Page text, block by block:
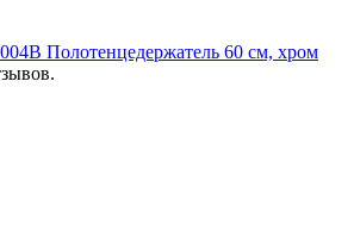
Полотенцедержатель 60 см, хром